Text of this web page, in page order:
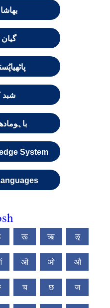
System
ऊ ऋ ऌ
ऒ ओ औ
च छ ज